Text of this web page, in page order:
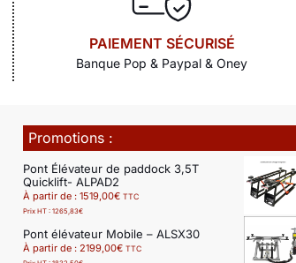
PAIEMENT SÉCURISÉ
Banque Pop & Paypal & Oney
Promotions :
Pont Élévateur de paddock 3,5T
Quicklift- ALPAD2
À partir de : 1519,00€ TTC
Prix HT : 1265,83€
Pont élévateur Mobile – ALSX30
À partir de : 2199,00€ TTC